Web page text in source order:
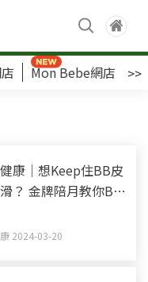
Mon Bebe網店 >>
康｜想Keep住BB皮
？ 金牌陪月教你BB
2024-03-20